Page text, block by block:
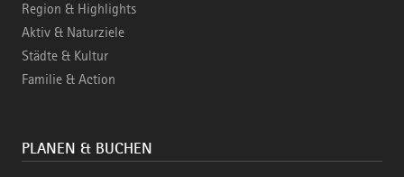
Region & Highlights
Aktiv & Naturziele
Städte & Kultur
Familie & Action
PLANEN & BUCHEN